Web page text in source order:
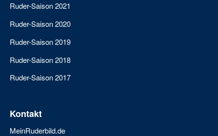
Ruder-Saison 2021
Ruder-Saison 2020
Ruder-Saison 2019
Ruder-Saison 2018
Ruder-Saison 2017
Kontakt
MeinRuderbild.de